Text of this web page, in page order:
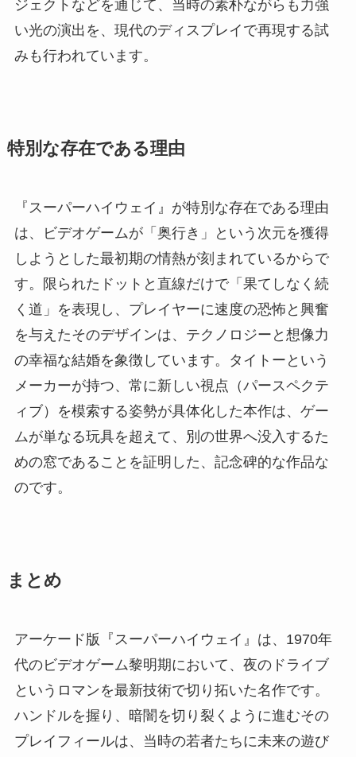
ジェクトなどを通じて、当時の素朴ながらも力強
い光の演出を、現代のディスプレイで再現する試
みも行われています。
特別な存在である理由
『スーパーハイウェイ』が特別な存在である理由
は、ビデオゲームが「奥行き」という次元を獲得
しようとした最初期の情熱が刻まれているからで
す。限られたドットと直線だけで「果てしなく続
く道」を表現し、プレイヤーに速度の恐怖と興奮
を与えたそのデザインは、テクノロジーと想像力
の幸福な結婚を象徴しています。タイトーという
メーカーが持つ、常に新しい視点（パースペクテ
ィブ）を模索する姿勢が具体化した本作は、ゲー
ムが単なる玩具を超えて、別の世界へ没入するた
めの窓であることを証明した、記念碑的な作品な
のです。
まとめ
アーケード版『スーパーハイウェイ』は、1970年
代のビデオゲーム黎明期において、夜のドライブ
というロマンを最新技術で切り拓いた名作です。
ハンドルを握り、暗闇を切り裂くように進むその
プレイフィールは、当時の若者たちに未来の遊び